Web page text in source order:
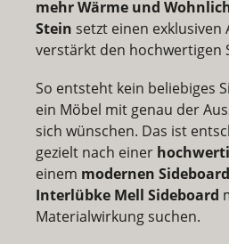
mehr Wärme und
Stein setzt einen exklusiven
verstärkt den hochwertigen
So entsteht kein beliebiges
ein Möbel mit genau der
sich wünschen. Das ist
gezielt nach einer
einem modernen Sideboard
Interlübke Mell Sideboard
Materialwirkung suchen.